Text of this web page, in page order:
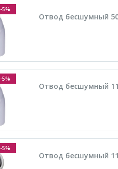
-5%
Отвод бесшумный
-5%
Отвод бесшумный
-5%
Отвод бесшумный